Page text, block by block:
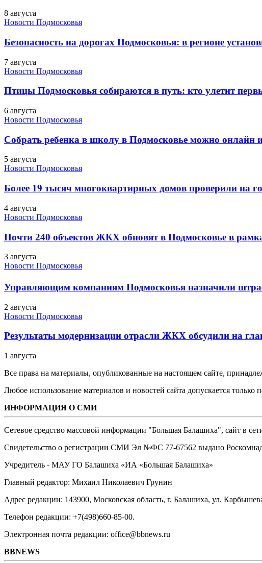
8 августа
Новости Подмосковья
Безопасность на дорогах Подмосковья: в регионе
7 августа
Новости Подмосковья
Птицы Подмосковья собираются в путь: кто улетит
6 августа
Новости Подмосковья
Собрать ребенка в школу в Подмосковье можно онлайн
5 августа
Новости Подмосковья
Более 19 тысяч многоквартирных домов проверили на
4 августа
Новости Подмосковья
Почти 240 объектов ЖКХ обновят в Подмосковье в
3 августа
Новости Подмосковья
Управляющим компаниям Подмосковья назначили
2 августа
Новости Подмосковья
Результаты модернизации отрасли ЖКХ обсудили на
1 августа
Все права на материалы, опубликованные на настоящем сайте,
Любое использование материалов и новостей сайта допускается
ИНФОРМАЦИЯ О СМИ
Сетевое средство массовой информации "Большая Балашиха", сайт в
Свидетельство о регистрации СМИ Эл №ФС ‎77-67562 выдано
Учредитель - МАУ ГО Балашиха «ИА «Большая Балашиха»
Главный редактор: Михаил Николаевич Грунин
Адрес редакции: 143900, Московская область, г. Балашиха, ул.
Телефон редакции: +7(498)660-85-00.
Электронная почта редакции: office@bbnews.ru
BBNEWS